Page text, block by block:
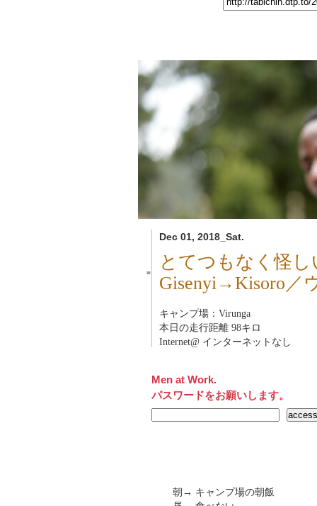
Dec 01, 2018_Sat.
■
とてつもなく怪
Gisenyi→Kisoro／
キャンプ場：Virunga
本日の走行距離 98キロ
Internet@ インターネットなし
Men at Work.
パスワードをお願いします。
朝→ キャンプ場の朝飯